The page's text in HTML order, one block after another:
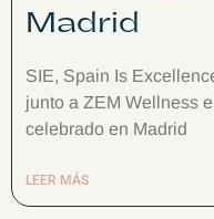
Madrid
SIE, Spain Is
junto a ZEM Wellness
celebrado en Madrid
LEER MÁS